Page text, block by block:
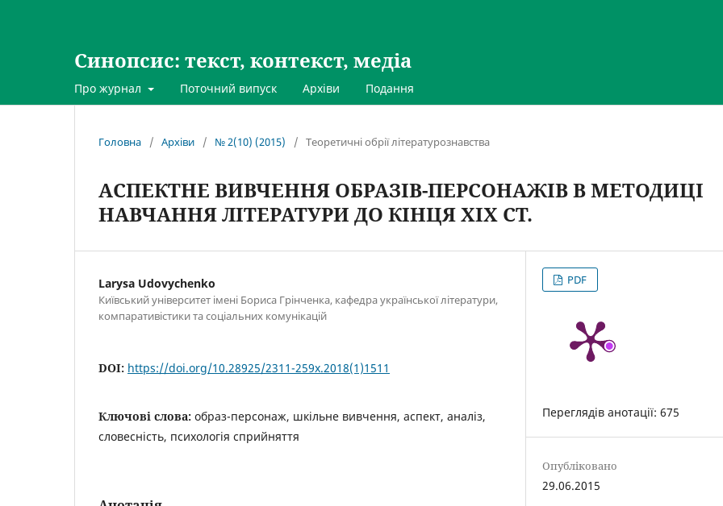
Синопсис: текст, контекст, медіа
Про журнал Поточний випуск Архіви Подання
Головна / Архіви / № 2(10) (2015) / Теоретичні обрії літературознавства
АСПЕКТНЕ ВИВЧЕННЯ ОБРАЗІВ-ПЕРСОНАЖІВ В МЕТОДИЦІ
НАВЧАННЯ ЛІТЕРАТУРИ ДО КІНЦЯ ХІХ СТ.
Larysa Udovychenko
Київський університет імені Бориса Грінченка, кафедра української літератури,
компаративістики та соціальних комунікацій
DOI: https://doi.org/10.28925/2311-259x.2018(1)1511
Ключові слова: образ-персонаж, шкільне вивчення, аспект, аналіз,
словесність, психологія сприйняття
PDF
Переглядів анотації: 675
Опубліковано
29.06.2015